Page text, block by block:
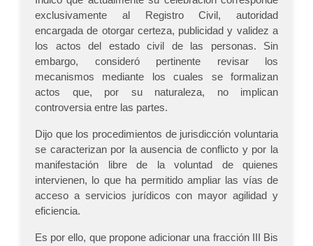
exclusivamente al Registro Civil, autoridad
encargada de otorgar certeza, publicidad y validez a
los actos del estado civil de las personas. Sin
embargo, consideró pertinente revisar los
mecanismos mediante los cuales se formalizan
actos que, por su naturaleza, no implican
controversia entre las partes.
Dijo que los procedimientos de jurisdicción voluntaria
se caracterizan por la ausencia de conflicto y por la
manifestación libre de la voluntad de quienes
intervienen, lo que ha permitido ampliar las vías de
acceso a servicios jurídicos con mayor agilidad y
eficiencia.
Es por ello, que propone adicionar una fracción III Bis